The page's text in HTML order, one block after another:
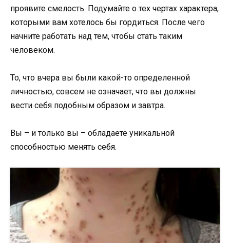
проявите смелость. Подумайте о тех чертах характера,
которыми вам хотелось бы гордиться. После чего
начните работать над тем, чтобы стать таким
человеком.
То, что вчера вы были какой-то определенной
личностью, совсем не означает, что вы должны
вести себя подобным образом и завтра.
Вы – и только вы – обладаете уникальной
способностью менять себя.